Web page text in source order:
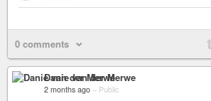
0 comments
Danie van der Merwe
2 months ago – Public